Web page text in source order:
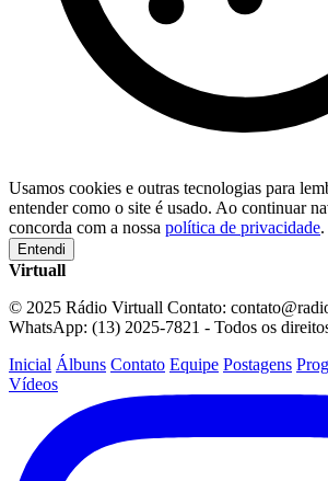
Usamos cookies e outras tecnologias para
entender como o site é usado. Ao continuar
concorda com a nossa política de privacidade.
Entendi
Virtuall
© 2025 Rádio Virtuall Contato:
WhatsApp: (13) 2025-7821 - Todos os
Inicial Álbuns Contato Equipe Postagens
Vídeos